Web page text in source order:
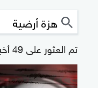
تم العثور على 49 أخبار "هزة أرضية"